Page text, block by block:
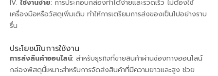
ใช้งานง่าย: การประกอบกล่องทำได้ง่ายและรวดเร็ว ไม่ต้องใช้
เครื่องมือหรือวัสดุเพิ่มเติม ทำให้การเตรียมการส่งของเป็นไปอย่างราบ
รื่น
ประโยชน์ในการใช้งาน
การส่งสินค้าออนไลน์: สำหรับธุรกิจที่ขายสินค้าผ่านช่องทางออนไลน์
กล่องพัสดุนี้เหมาะสำหรับการจัดส่งสินค้าที่มีความยาวและสูง ช่วย